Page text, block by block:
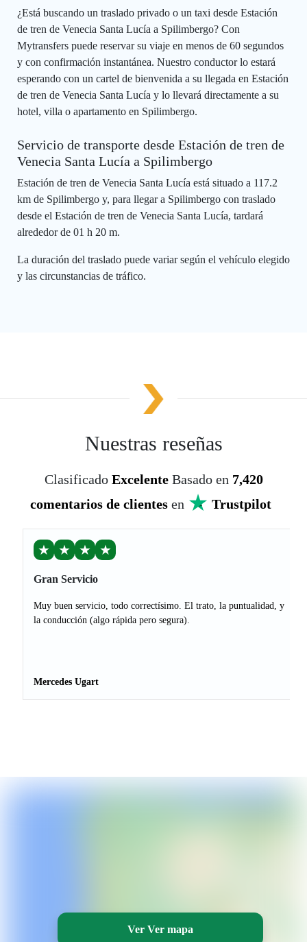
¿Está buscando un traslado privado o un taxi desde Estación
de tren de Venecia Santa Lucía a Spilimbergo? Con
Mytransfers puede reservar su viaje en menos de 60 segundos
y con confirmación instantánea. Nuestro conductor lo estará
esperando con un cartel de bienvenida a su llegada en Estación
de tren de Venecia Santa Lucía y lo llevará directamente a su
hotel, villa o apartamento en Spilimbergo.
Servicio de transporte desde Estación de tren de
Venecia Santa Lucía a Spilimbergo
Estación de tren de Venecia Santa Lucía está situado a 117.2
km de Spilimbergo y, para llegar a Spilimbergo con traslado
desde el Estación de tren de Venecia Santa Lucía, tardará
alrededor de 01 h 20 m.
La duración del traslado puede variar según el vehículo elegido
y las circunstancias de tráfico.
Nuestras reseñas
Clasificado Excelente Basado en 7,420
comentarios de clientes en Trustpilot
★ ★ ★ ★
Gran Servicio
Muy buen servicio, todo correctísimo. El trato, la puntualidad, y
la conducción (algo rápida pero segura).
Mercedes Ugart
Ver Ver mapa